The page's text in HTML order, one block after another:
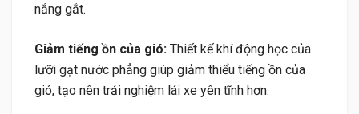
nắng gắt.
Giảm tiếng ồn của gió: Thiết kế khí động học của
lưỡi gạt nước phẳng giúp giảm thiểu tiếng ồn của
gió, tạo nên trải nghiệm lái xe yên tĩnh hơn.